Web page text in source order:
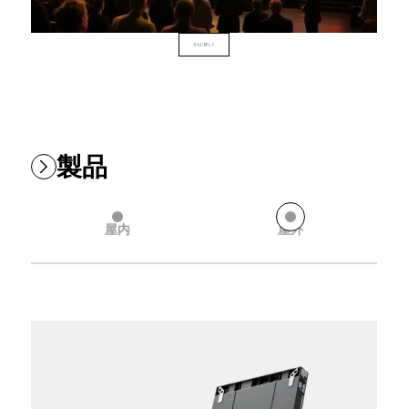
さらに詳しく
製品
屋内から屋外まで、当社のLEDスクリーンは驚異的な画質と
信頼性の高いパフォーマンスを提供し、理想的なソリューシ
屋内 屋外